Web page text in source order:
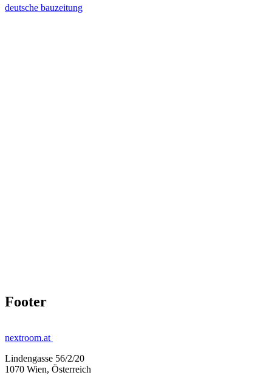
deutsche bauzeitung
Footer
nextroom.at
Lindengasse 56/2/20
1070 Wien, Österreich